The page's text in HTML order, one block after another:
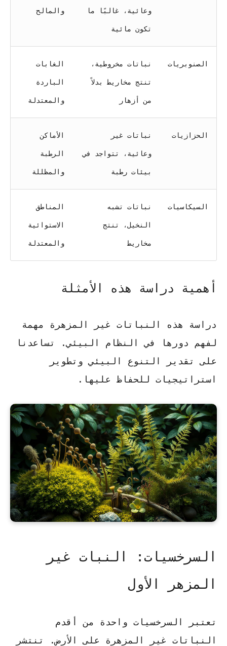
وعائية، غالبًا ما
تكون مائية
والمالح
الصنوبريات نباتات مخروطية،
تنتج مخاريط بدلاً
من أزهار
الغابات
الباردة
والمعتدلة
الحزازيات نباتات غير
وعائية، تتواجد في
بيئات رطبة
الأماكن
الرطبة
والمظللة
السيكاسيات نباتات تشبه
النخيل، تنتج
مخاريط
المناطق
الاستوائية
والمعتدلة
أهمية دراسة هذه الأمثلة
دراسة هذه النباتات غير المزهرة مهمة
لفهم دورها في النظام البيئي. تساعدنا
على تقدير التنوع البيئي وتطوير
استراتيجيات للحفاظ عليها.
السرخسيات: النبات غير
المزهر الأول
تعتبر السرخسيات واحدة من أقدم
النباتات غير المزهرة على الأرض. تنتشر